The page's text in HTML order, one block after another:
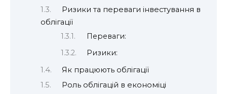
Ризики та переваги інвестування в
облігації
Переваги:
Ризики:
Як працюють облігації
Роль облігацій в економіці